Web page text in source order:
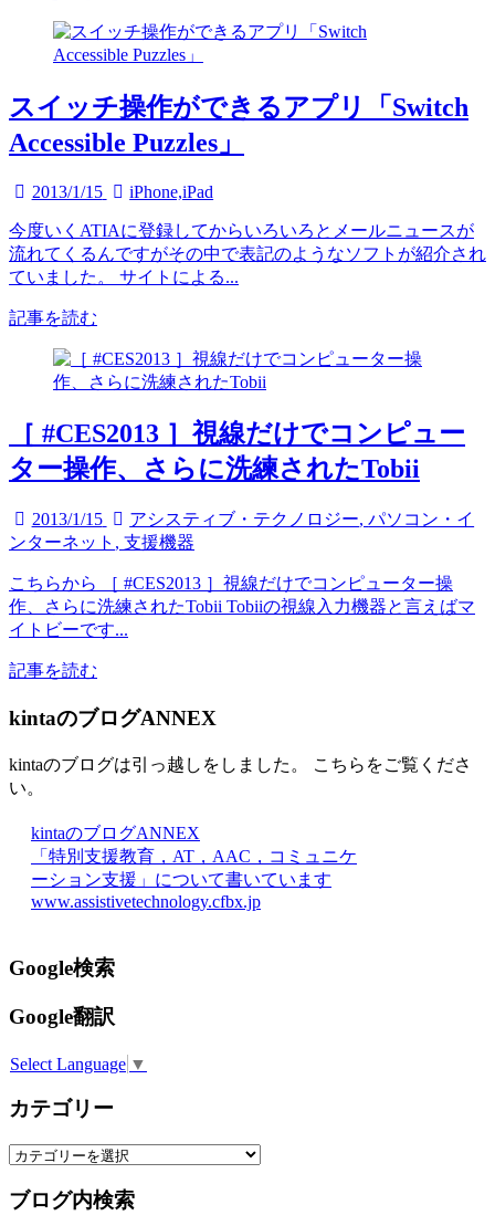
スイッチ操作ができるアプリ「Switch
Accessible Puzzles」
2013/1/15 iPhone,iPad
今度いくATIAに登録してからいろいろとメールニュースが
流れてくるんですがその中で表記のようなソフトが紹介され
ていました。 サイトによる...
記事を読む
［ #CES2013 ］視線だけでコンピュー
ター操作、さらに洗練されたTobii
2013/1/15 アシスティブ・テクノロジー,パソコン・イ
ンターネット , 支援機器
こちらから ［ #CES2013 ］視線だけでコンピューター操
作、さらに洗練されたTobii Tobiiの視線入力機器と言えばマ
イトビーです...
記事を読む
kintaのブログANNEX
kintaのブログは引っ越しをしました。 こちらをご覧くださ
い。
kintaのブログANNEX
「特別支援教育，AT，AAC，コミュニケ
ーション支援」について書いています
www.assistivetechnology.cfbx.jp
Google検索
Google翻訳
Select Language ▼
カテゴリー
カ
ゴ
ブログ内検索